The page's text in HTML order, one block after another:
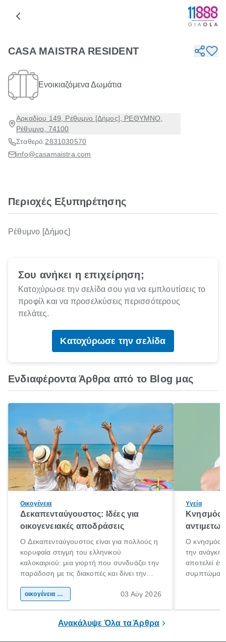
CASA MAISTRA RESIDENT
Ενοικιαζόμενα Δωμάτια
Αρκαδίου 149, Ρέθυμνο [Δήμος], ΡΕΘΥΜΝΟ,
Ρέθυμνο, 74100
Σταθερό:2831030570
info@casamaistra.com
Περιοχές Εξυπηρέτησης
Ρέθυμνο [Δήμος]
Σου ανήκει η επιχείρηση;
Κατοχύρωσε την σελίδα σου για να εμπλουτίσεις το
προφίλ και να προσελκύσεις περισσότερους
πελάτες.
Κατοχύρωσε την σελίδα
Ενδιαφέροντα Άρθρα από το Blog μας
Οικογένεια
Δεκαπενταύγουστος: Ιδέες για
οικογενειακές αποδράσεις
Ο Δεκαπενταύγουστος είναι για πολλούς η
κορυφαία στιγμή του ελληνικού
καλοκαιριού: μια γιορτή που συνδυάζει την
παράδοση με τις διακοπές και δίνει την
χώρας. Είτε πρόκειται για λίγες μέρες
οικογένεια & παιδί 03 Αύγ 2026
Υγεία
Κνησμός:
Ο κνησμός
την ανάγκη
αποτελεί
Ανακάλυψε Όλα τα Άρθρα